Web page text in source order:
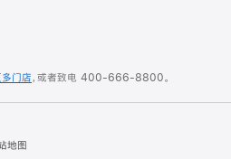
多门店，或者致电 400-666-8800。
地图